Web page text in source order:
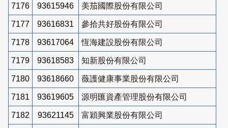
7176 93615946 美茄國際股份有限公司
7177 93616831 參拾共好股份有限公司
7178 93617064 恆海建設股份有限公司
7179 93618583 知新股份有限公司
7180 93618660 薇護健康事業股份有限公司
7181 93619605 源明匯資產管理股份有限公司
7182 93621145 富穎興業股份有限公司